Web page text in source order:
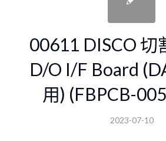
00611 DISCO 切
D/O I/F Board
用) (FBPCB-
2023-07-10